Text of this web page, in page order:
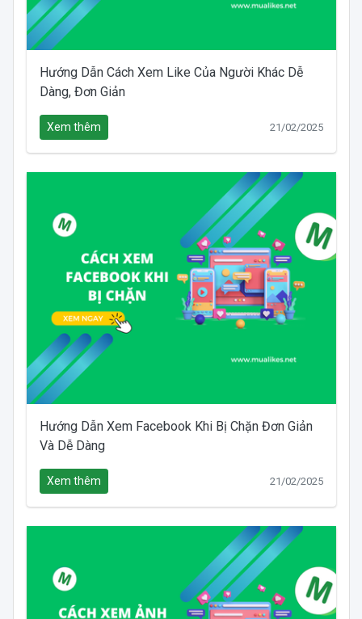
Hướng Dẫn Cách Xem Like Của Người Khác Dễ
Dàng, Đơn Giản
Xem thêm 21/02/2025
Hướng Dẫn Xem Facebook Khi Bị Chặn Đơn Giản
Và Dễ Dàng
Xem thêm 21/02/2025